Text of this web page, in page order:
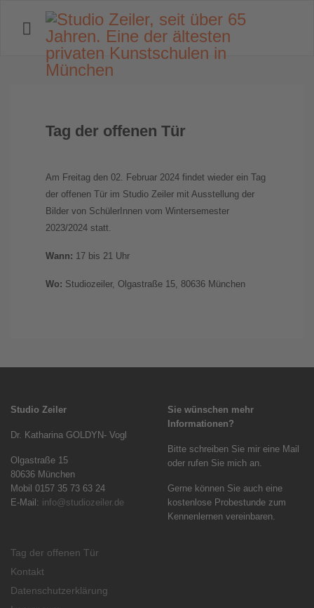
Tag der offenen Tür
Am Freitag den 02. Februar 2024 findet wieder ein Tag
der offenen Tür im Studio Zeiler mit Ausstellung der
Bilder von SchülerInnen vom Wintersemester
2023/2024 statt.
Wann: 17 bis 21 Uhr
Wo: Studiozeiler, Olgastraße 15, 80636 München
Studio Zeiler
Dr. Katharina GOLDYN- Vogl
Olgastraße 15
80636 München
Mobil 0157 35 73 63 24
E-Mail: info@studiozeiler.de
Sie wünschen mehr
Informationen?
Bitte schreiben Sie mir eine Mail
oder rufen Sie mich an.
Gerne können Sie auch eine
kostenlose Probestunde zum
Kennenlernen vereinbaren.
Tag der offenen Tür
Kontakt
Datenschutzerklärung